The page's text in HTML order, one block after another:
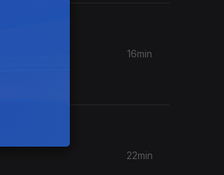
16min
22min